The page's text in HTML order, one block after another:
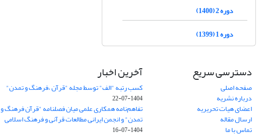
دوره 2 (1400)
دوره 1 (1399)
دسترسی سریع
صفحه اصلی
درباره نشریه
اعضای هیات تحریریه
ارسال مقاله
تماس با ما
آخرین اخبار
کسب رتبه "الف" توسط مجله "قرآن ،فرهنگ و تمدن"
1404-07-22
تفاهم‌نامه همکاری علمی میان فصلنامه "قرآن فرهنگ و
تمدن" و انجمن ایرانی مطالعات قرآنی و فرهنگ اسلامی
1404-07-16